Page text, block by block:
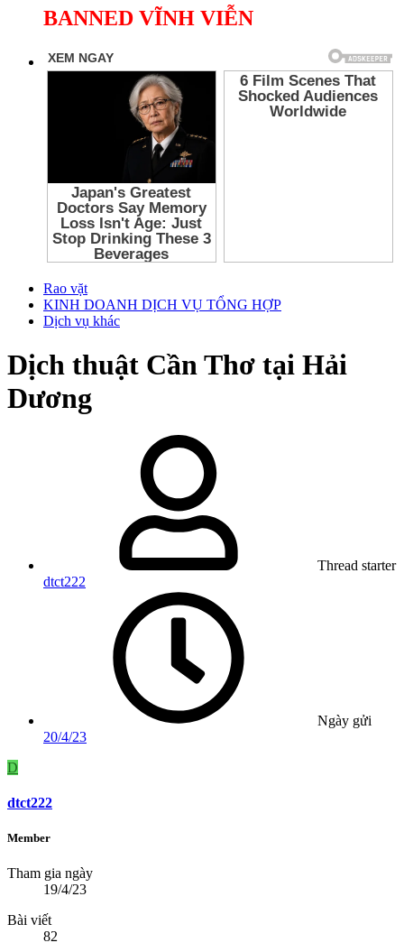
BANNED VĨNH VIỄN
Rao vặt
KINH DOANH DỊCH VỤ TỔNG HỢP
Dịch vụ khác
Dịch thuật Cần Thơ tại Hải
Dương
Thread starter
dtct222
Ngày gửi
20/4/23
D
dtct222
Member
Tham gia ngày
19/4/23
Bài viết
82